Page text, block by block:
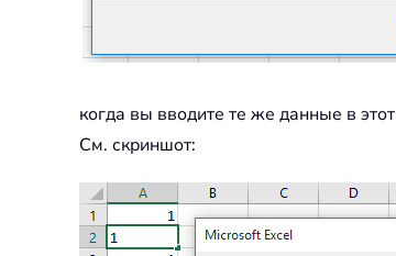
когда вы вводите те же данные в
См. скриншот: